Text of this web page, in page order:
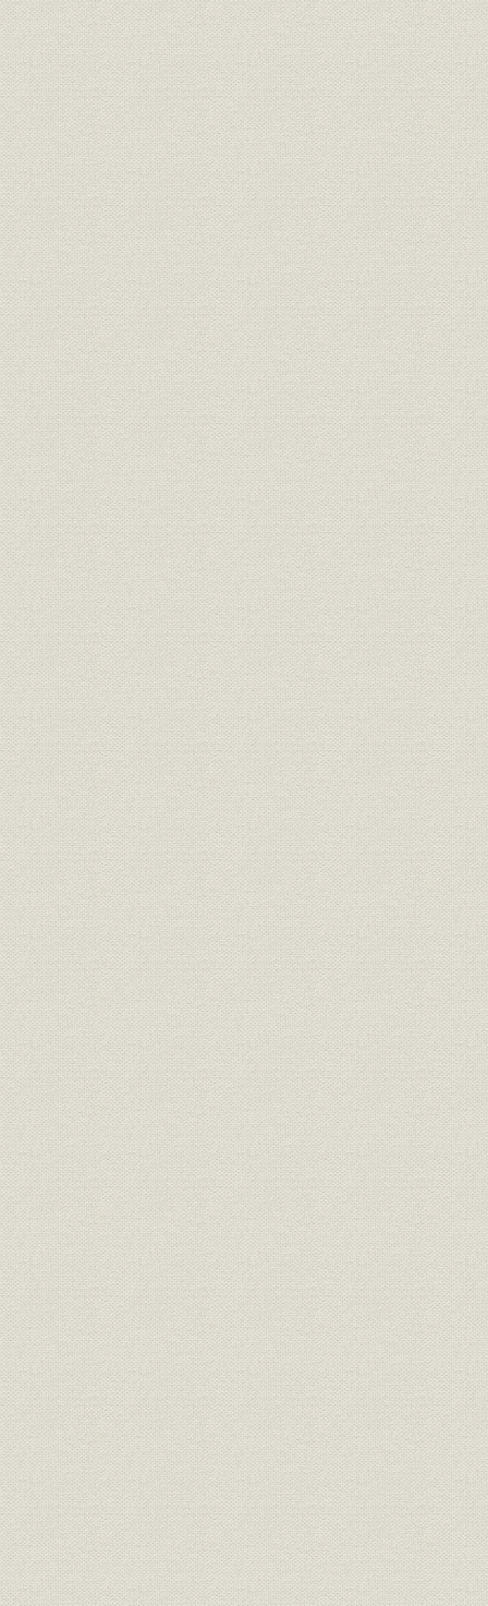
沿革;事業所 黒川5号井の大噴油 大正3年
沿革;事業所 本社の東京移転と創立30年祝典
大正3年
(1921年)
沿革;商品 照明源から動力源へ
明治40年
年)頃
沿革;提携・合併 日本石油と宝田石油の合併
大正7年
(1925年)
沿革;事業所
太平洋岸製油所の建設と販売競
争
大正13年
(1936年)